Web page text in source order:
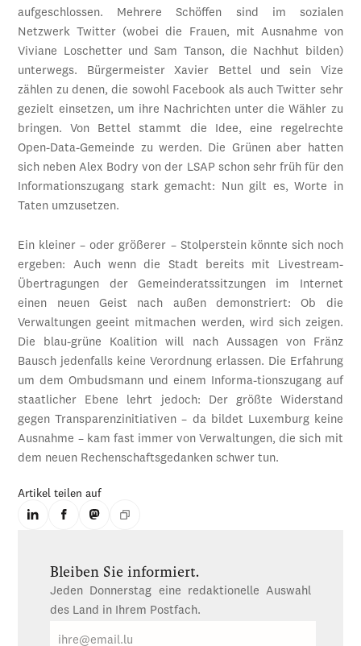
aufgeschlossen. Mehrere Schöffen sind im sozialen
Netzwerk Twitter (wobei die Frauen, mit Ausnahme von
Viviane Loschetter und Sam Tanson, die Nachhut bilden)
unterwegs. Bürgermeister Xavier Bettel und sein Vize
zählen zu denen, die sowohl Facebook als auch Twitter sehr
gezielt einsetzen, um ihre Nachrichten unter die Wähler zu
bringen. Von Bettel stammt die Idee, eine regelrechte
Open-Data-Gemeinde zu werden. Die Grünen aber hatten
sich neben Alex Bodry von der LSAP schon sehr früh für den
Informationszugang stark gemacht: Nun gilt es, Worte in
Taten umzusetzen.
Ein kleiner – oder größerer – Stolperstein könnte sich noch
ergeben: Auch wenn die Stadt bereits mit Livestream-
Übertragungen der Gemeinderatssitzungen im Internet
einen neuen Geist nach außen demonstriert: Ob die
Verwaltungen geeint mitmachen werden, wird sich zeigen.
Die blau-grüne Koalition will nach Aussagen von Fränz
Bausch jedenfalls keine Verordnung erlassen. Die Erfahrung
um dem Ombudsmann und einem Informa-tionszugang auf
staatlicher Ebene lehrt jedoch: Der größte Widerstand
gegen Transparenzinitiativen – da bildet Luxemburg keine
Ausnahme – kam fast immer von Verwaltungen, die sich mit
dem neuen Rechenschaftsgedanken schwer tun.
Artikel teilen auf
Bleiben Sie informiert.
Jeden Donnerstag eine redaktionelle Auswahl
des Land in Ihrem Postfach.
Mail